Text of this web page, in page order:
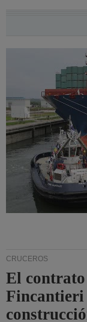
CRUCEROS
El
Fincantieri